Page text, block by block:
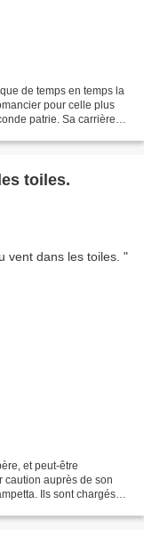
de temps en temps la
pour celle plus
patrie. Sa carrière
toiles.
et peut-être
caution auprès de son
Ils sont chargés